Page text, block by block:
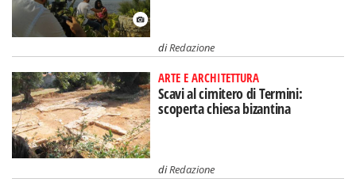
diRedazione
ARTE E ARCHITETTURA
Scavi al cimitero di Termini:
scoperta chiesa bizantina
diRedazione